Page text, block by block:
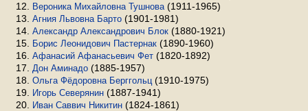
Вероника Михайловна Тушнова (1911-1965)
Агния Львовна Барто (1901-1981)
Александр Александрович Блок (1880-1921)
Борис Леонидович Пастернак (1890-1960)
Афанасий Афанасьевич Фет (1820-1892)
Дон Аминадо (1885-1957)
Ольга Фёдоровна Берггольц (1910-1975)
Игорь Северянин (1887-1941)
Иван Саввич Никитин (1824-1861)